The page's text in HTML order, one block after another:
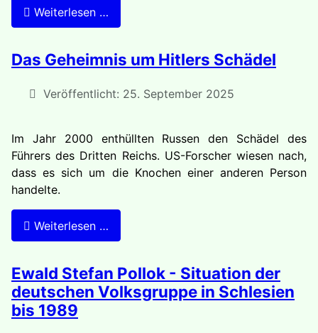
Weiterlesen …
Das Geheimnis um Hitlers Schädel
Veröffentlicht: 25. September 2025
Im Jahr 2000 enthüllten Russen den Schädel des
Führers des Dritten Reichs. US-Forscher wiesen nach,
dass es sich um die Knochen einer anderen Person
handelte.
Weiterlesen …
Ewald Stefan Pollok - Situation der
deutschen Volksgruppe in Schlesien
bis 1989